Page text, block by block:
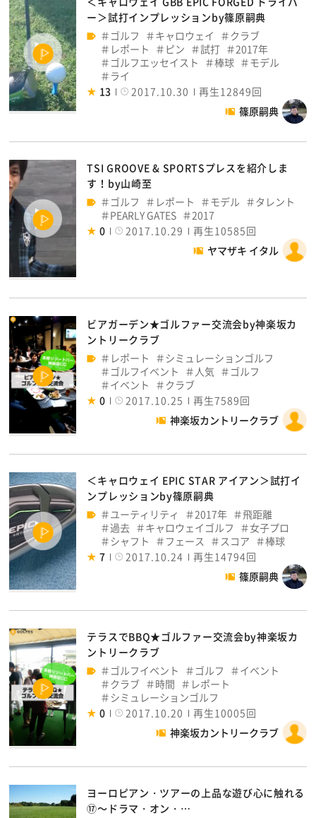
ー＞試打インプレッションby篠原嗣典
ゴルフ
キャロウェイ
クラブ
レポート
ピン 試打
2017年
ゴルフエッセイスト
棒球
モデル
ライ
13
2017.10.30
再生12849回
篠原嗣典
TSI GROOVE & SPORTSプレスを紹介しま
す！by山崎至
ゴルフ
レポート モデル
タレント
PEARLY GATES
2017
0
2017.10.29
再生10585回
ヤマザキ イタル
ビアガーデン★ゴルファー交流会by神楽坂カ
ントリークラブ
レポート
シミュレーションゴルフ
ゴルフイベント
人気
ゴルフ
イベント
クラブ
0
2017.10.25
再生7589回
神楽坂カントリークラブ
＜キャロウェイ EPIC STAR アイアン＞試打イ
ンプレッションby篠原嗣典
ユーティリティ
2017年
飛距離
過去
キャロウェイゴルフ
女子プロ
シャフト
フェース スコア
棒球
7
2017.10.24
再生14794回
篠原嗣典
テラスでBBQ★ゴルファー交流会by神楽坂カ
ントリークラブ
ゴルフイベント
ゴルフ
イベント
クラブ
時間
レポート
シミュレーションゴルフ
0
2017.10.20
再生10005回
神楽坂カントリークラブ
ヨーロピアン・ツアーの上品な遊び心に触れる
⑰～ドラマ・オン・…